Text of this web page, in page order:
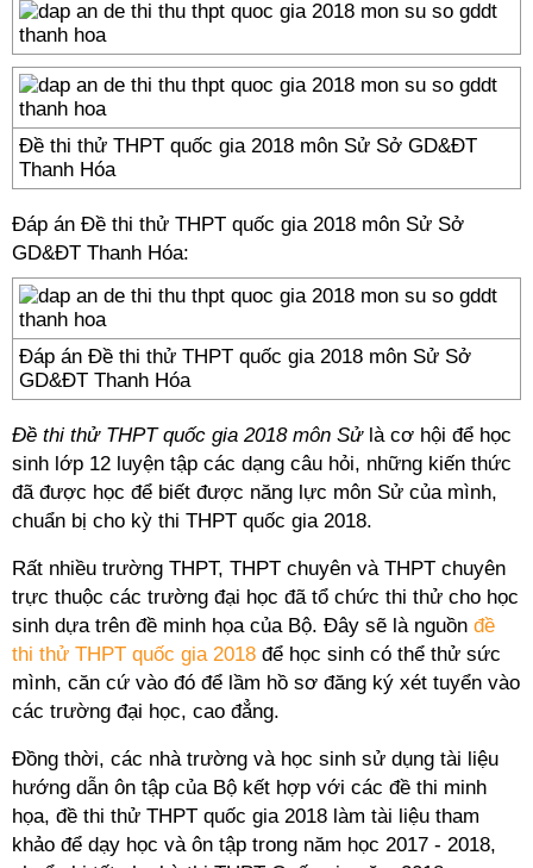
Đề thi thử THPT quốc gia 2018 môn Sử Sở GD&ĐT
Thanh Hóa
Đáp án Đề thi thử THPT quốc gia 2018 môn Sử Sở
GD&ĐT Thanh Hóa:
Đáp án Đề thi thử THPT quốc gia 2018 môn Sử Sở
GD&ĐT Thanh Hóa
Đề thi thử THPT quốc gia 2018 môn Sửlà cơ hội để học
sinh lớp 12 luyện tập các dạng câu hỏi, những kiến thức
đã được học để biết được năng lực môn Sử của mình,
chuẩn bị cho kỳ thi THPT quốc gia 2018.
Rất nhiều trường THPT, THPT chuyên và THPT chuyên
trực thuộc các trường đại học đã tổ chức thi thử cho học
sinh dựa trên đề minh họa của Bộ. Đây sẽ là nguồn đề
thi thử THPT quốc gia 2018 để học sinh có thể thử sức
mình, căn cứ vào đó để lầm hồ sơ đăng ký xét tuyển vào
các trường đại học, cao đẳng.
Đồng thời, các nhà trường và học sinh sử dụng tài liệu
hướng dẫn ôn tập của Bộ kết hợp với các đề thi minh
họa, đề thi thử THPT quốc gia 2018 làm tài liệu tham
khảo để dạy học và ôn tập trong năm học 2017 - 2018,